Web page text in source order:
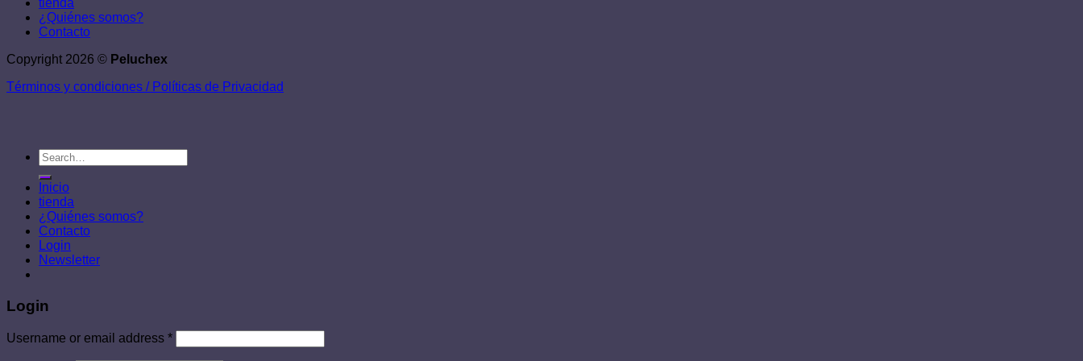
tienda
¿Quiénes somos?
Contacto
Copyright 2026 © Peluchex
Términos y condiciones / Políticas de Privacidad
Search
for:
Inicio
tienda
¿Quiénes somos?
Contacto
Login
Newsletter
Login
Username or email address *